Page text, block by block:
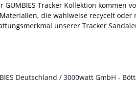
GUMBIES Tracker Kollektion
die wahlweise recycelt
unserer Tracker
Deutschland / 3000watt GmbH -